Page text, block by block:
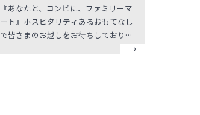
『あなたと、コンビに、ファミリーマ
ート』ホスピタリティあるおもてなし
で皆さまのお越しをお待ちしておりま